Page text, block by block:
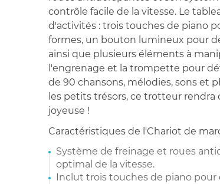
contrôle facile de la vitesse. Le
d'activités : trois touches de piano
formes, un bouton lumineux pour
ainsi que plusieurs éléments à
l'engrenage et la trompette pour
de 90 chansons, mélodies, sons et
les petits trésors, ce trotteur
joyeuse !
Caractéristiques de l'Chariot de
Système de freinage et roues
optimal de la vitesse.
Inclut trois touches de piano pour